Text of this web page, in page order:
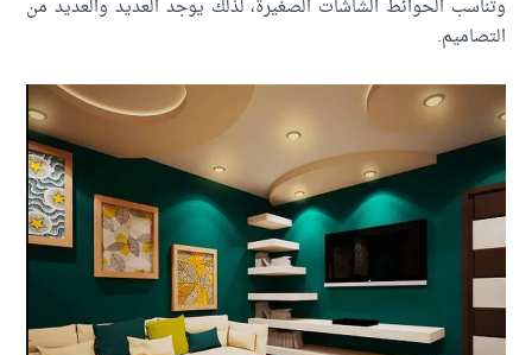
الحوائط الشاشات الصغيرة، لذلك يوجد العديد والعديد من